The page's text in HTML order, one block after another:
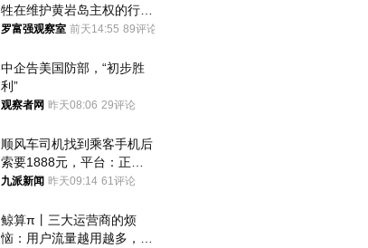
牲在维护黄岩岛主权的行动
中
罗富强观察室 前天14:55 89评论
中企告美国防部，“初步胜
利”
观察者网 昨天08:06 29评论
顺风车司机找到乘客手机后
索要1888元，平台：正和
司机沟通协商
九派新闻 昨天09:14 61评论
鲸算π丨三大运营商的烦
恼：用户流量越用越多，收